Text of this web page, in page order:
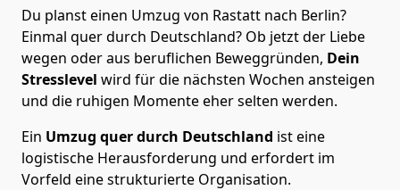
Du planst einen Umzug von Rastatt nach Berlin?
Einmal quer durch Deutschland? Ob jetzt der Liebe
wegen oder aus beruflichen Beweggründen, Dein
Stresslevel wird für die nächsten Wochen ansteigen
und die ruhigen Momente eher selten werden.
Ein Umzug quer durch Deutschland ist eine
logistische Herausforderung und erfordert im
Vorfeld eine strukturierte Organisation.